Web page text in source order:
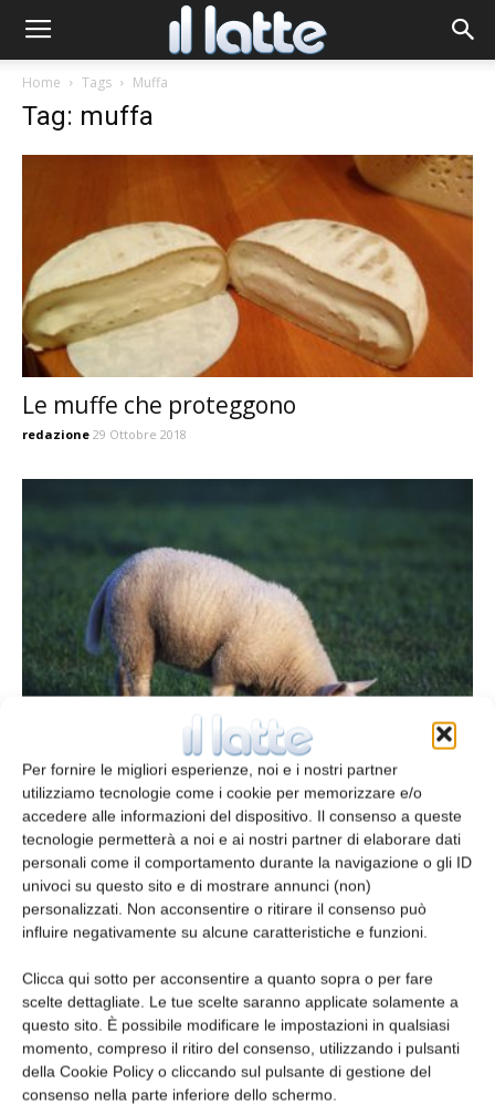
Per fornire le migliori esperienze, noi e i nostri partner
utilizziamo tecnologie come i cookie per memorizzare e/o
accedere alle informazioni del dispositivo. Il consenso a queste
tecnologie permetterà a noi e ai nostri partner di elaborare dati
personali come il comportamento durante la navigazione o gli ID
univoci su questo sito e di mostrare annunci (non)
personalizzati. Non acconsentire o ritirare il consenso può
influire negativamente su alcune caratteristiche e funzioni.
Clicca qui sotto per acconsentire a quanto sopra o per fare
scelte dettagliate. Le tue scelte saranno applicate solamente a
questo sito. È possibile modificare le impostazioni in qualsiasi
momento, compreso il ritiro del consenso, utilizzando i pulsanti
della Cookie Policy o cliccando sul pulsante di gestione del
consenso nella parte inferiore dello schermo.
Home Tags Muffa
Tag: muffa
Le muffe che proteggono
redazione 29 Ottobre 2018
Caratterizzazione di muffe e lieviti
15 Maggio 2014
Modelli di sicurezza per Listeria in
erborinati